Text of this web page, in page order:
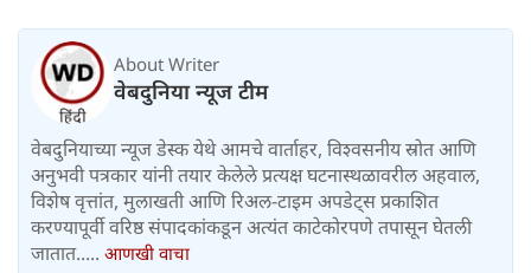
About Writer
वेबदुनिया न्यूज टीम
वेबदुनियाच्या न्यूज डेस्क येथे आमचे वार्ताहर, विश्वसनीय स्रोत आणि
अनुभवी पत्रकार यांनी तयार केलेले प्रत्यक्ष घटनास्थळावरील अहवाल,
विशेष वृत्तांत, मुलाखती आणि रिअल-टाइम अपडेट्स प्रकाशित
करण्यापूर्वी वरिष्ठ संपादकांकडून अत्यंत काटेकोरपणे तपासून घेतली
जातात..... आणखी वाचा